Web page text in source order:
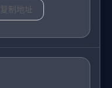
复制地址